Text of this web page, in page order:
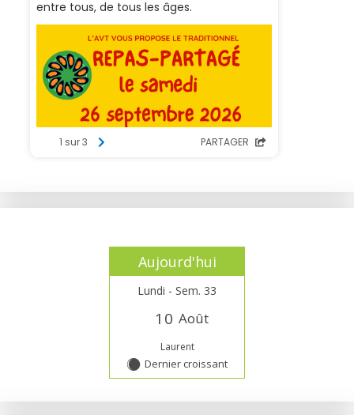
Aujourd'hui
Lundi - Sem. 33
1 0 Août
Laurent
Y Dernier croissant